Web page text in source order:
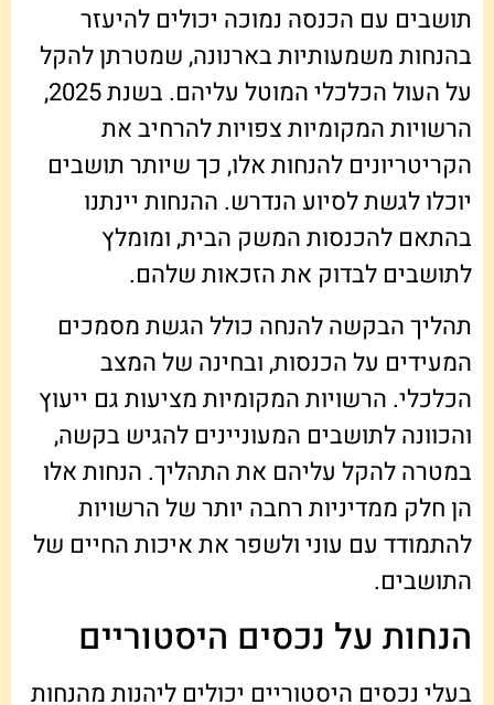
תושבים עם הכנסה נמוכה יכולים להיעזר
בהנחות משמעותיות בארנונה, שמטרתן להקל
על העול הכלכלי המוטל עליהם. בשנת 2025,
הרשויות המקומיות צפויות להרחיב את
הקריטריונים להנחות אלו, כך שיותר תושבים
יוכלו לגשת לסיוע הנדרש. ההנחות יינתנו
בהתאם להכנסות המשק הבית, ומומלץ
לתושבים לבדוק את הזכאות שלהם.
תהליך הבקשה להנחה כולל הגשת מסמכים
המעידים על הכנסות, ובחינה של המצב
הכלכלי. הרשויות המקומיות מציעות גם ייעוץ
והכוונה לתושבים המעוניינים להגיש בקשה,
במטרה להקל עליהם את התהליך. הנחות אלו
הן חלק ממדיניות רחבה יותר של הרשויות
להתמודד עם עוני ולשפר את איכות החיים של
התושבים.
הנחות על נכסים היסטוריים
בעלי נכסים היסטוריים יכולים ליהנות מהנחות